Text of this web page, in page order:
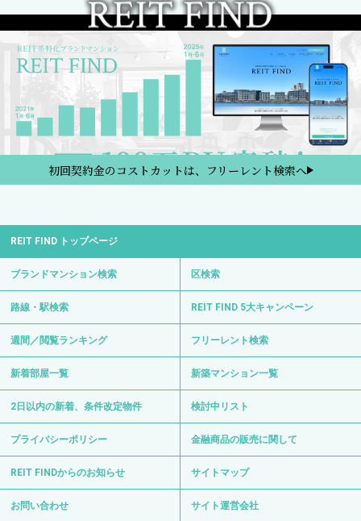
初回契約金のコストカットは、フリーレント検索へ
REIT FIND トップページ
ブランドマンション検索 区検索
路線・駅検索 REIT FIND 5大キャンペーン
週間／閲覧ランキング フリーレント検索
新着部屋一覧 新築マンション一覧
2日以内の新着、条件改定物件 検討中リスト
プライバシーポリシー 金融商品の販売に関して
REIT FINDからのお知らせ サイトマップ
お問い合わせ サイト運営会社